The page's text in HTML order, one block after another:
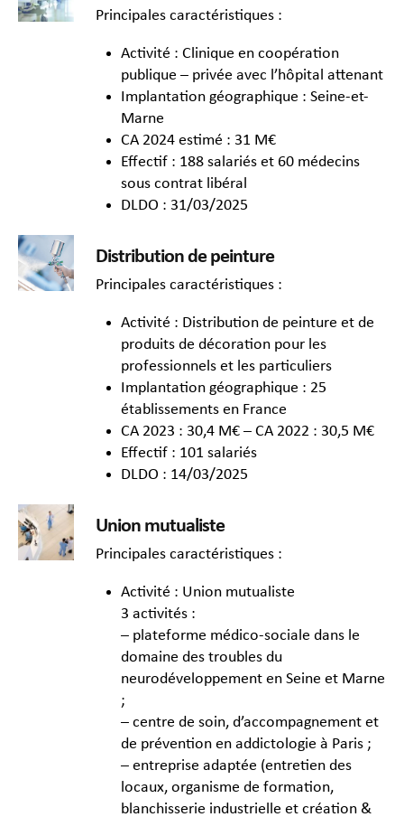
Principales caractéristiques :
Activité : Clinique en coopération
publique – privée avec l’hôpital attenant
Implantation géographique : Seine-et-
Marne
CA 2024 estimé : 31 M€
Effectif : 188 salariés et 60 médecins
sous contrat libéral
DLDO : 31/03/2025
Distribution de peinture
Principales caractéristiques :
Activité : Distribution de peinture et de
produits de décoration pour les
professionnels et les particuliers
Implantation géographique : 25
établissements en France
CA 2023 : 30,4 M€ – CA 2022 : 30,5 M€
Effectif : 101 salariés
DLDO : 14/03/2025
Union mutualiste
Principales caractéristiques :
Activité : Union mutualiste
3 activités :
– plateforme médico-sociale dans le
domaine des troubles du
neurodéveloppement en Seine et Marne
;
– centre de soin, d’accompagnement et
de prévention en addictologie à Paris ;
– entreprise adaptée (entretien des
locaux, organisme de formation,
blanchisserie industrielle et création &